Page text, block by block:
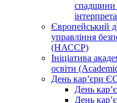
спадщини
Європейський
управління
(НАССР)
Ініціатива
освіти
День кар’єри
День
День